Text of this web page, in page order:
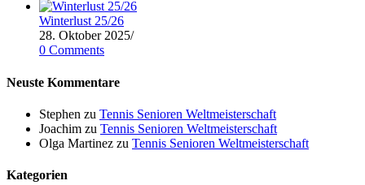
Winterlust 25/26
28. Oktober 2025/
0 Comments
Neuste Kommentare
Stephen zu Tennis Senioren Weltmeisterschaft
Joachim zu Tennis Senioren Weltmeisterschaft
Olga Martinez zu Tennis Senioren Weltmeisterschaft
Kategorien